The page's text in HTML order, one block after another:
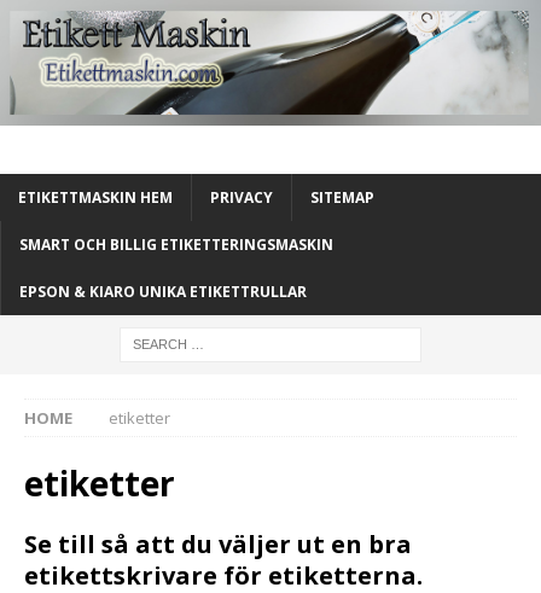
ETIKETTMASKIN HEM PRIVACY SITEMAP
SMART OCH BILLIG ETIKETTERINGSMASKIN
EPSON & KIARO UNIKA ETIKETTRULLAR
HOME etiketter
etiketter
Se till så att du väljer ut en bra
etikettskrivare för etiketterna.